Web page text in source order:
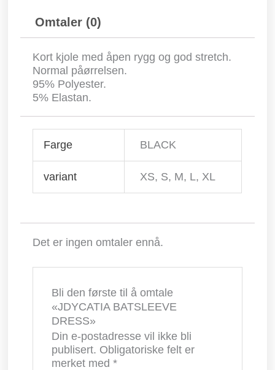
Omtaler (0)
Kort kjole med åpen rygg og god stretch.
Normal påørrelsen.
95% Polyester.
5% Elastan.
Farge BLACK
variant XS, S, M, L, XL
Det er ingen omtaler ennå.
Bli den første til å omtale
«JDYCATIA BATSLEEVE
DRESS»
Din e-postadresse vil ikke bli
publisert. Obligatoriske felt er
merket med*